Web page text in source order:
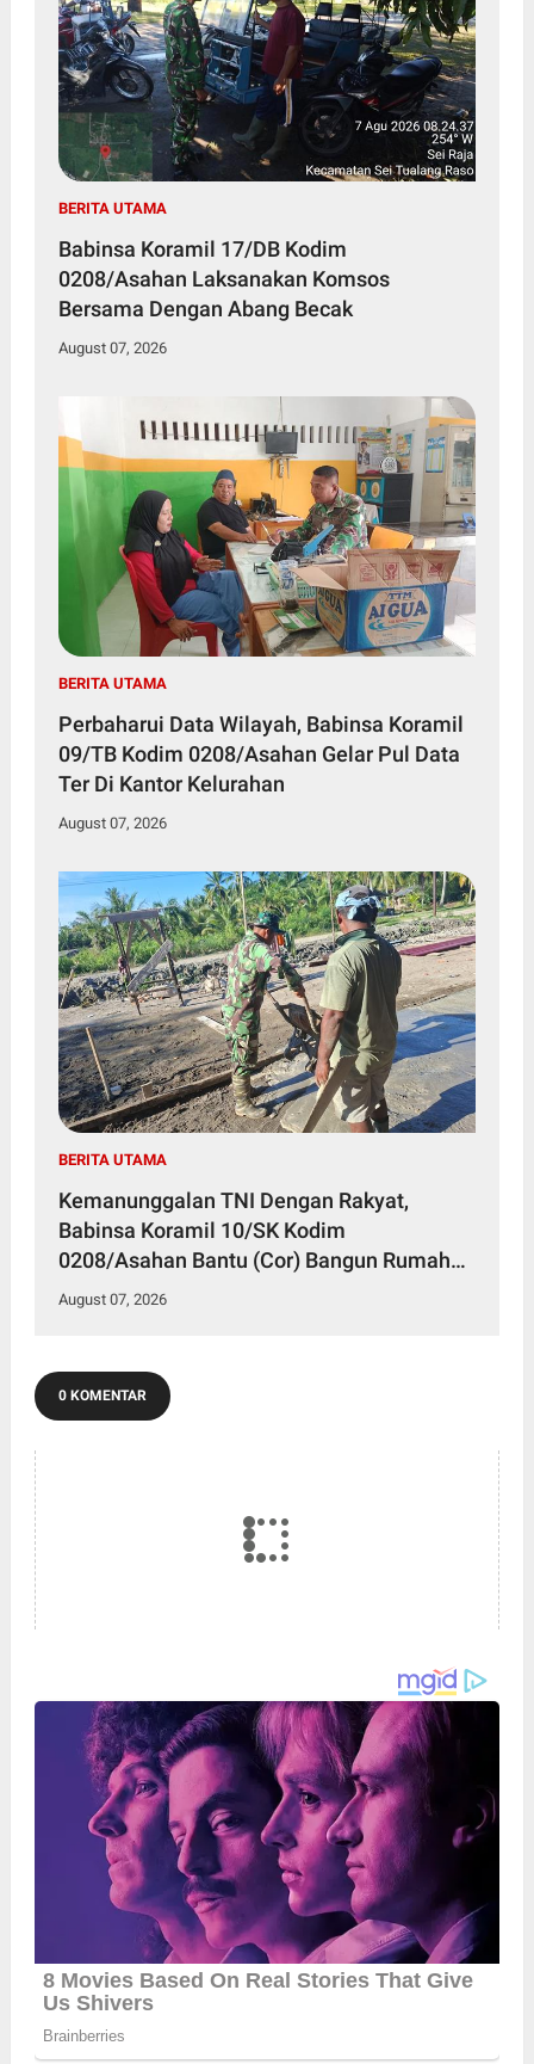
BERITA UTAMA
Babinsa Koramil 17/DB Kodim
0208/Asahan Laksanakan Komsos
Bersama Dengan Abang Becak
August 07, 2026
BERITA UTAMA
Perbaharui Data Wilayah, Babinsa Koramil
09/TB Kodim 0208/Asahan Gelar Pul Data
Ter Di Kantor Kelurahan
August 07, 2026
BERITA UTAMA
Kemanunggalan TNI Dengan Rakyat,
Babinsa Koramil 10/SK Kodim
0208/Asahan Bantu (Cor) Bangun Rumah
Warga
August 07, 2026
0 KOMENTAR